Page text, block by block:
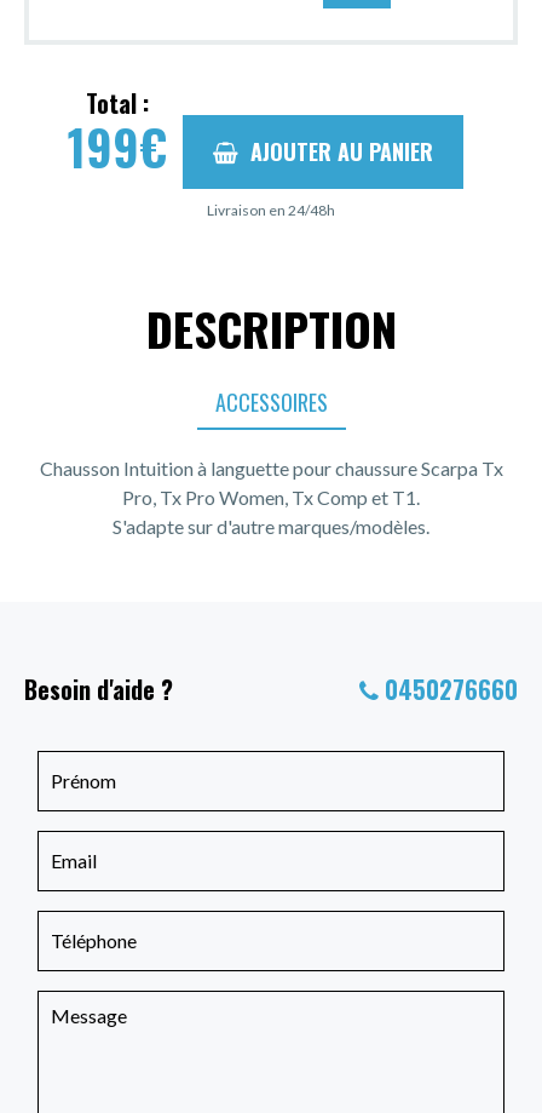
Total :
199€ AJOUTER AU PANIER
Livraison en 24/48h
DESCRIPTION
ACCESSOIRES
Chausson Intuition à languette pour chaussure Scarpa Tx
Pro, Tx Pro Women, Tx Comp et T1.
S'adapte sur d'autre marques/modèles.
Besoin d'aide ? 0450276660